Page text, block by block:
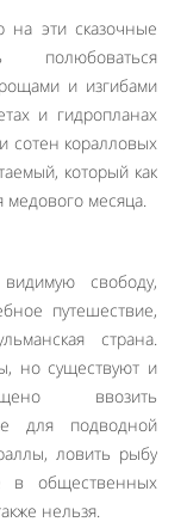
на эти сказочные
полюбоваться
и изгибами
и гидропланах
сотен коралловых
который как
месяца.
свободу,
путешествие,
страна.
но существуют и
ввозить
для подводной
ловить рыбу
в общественных
нельзя.